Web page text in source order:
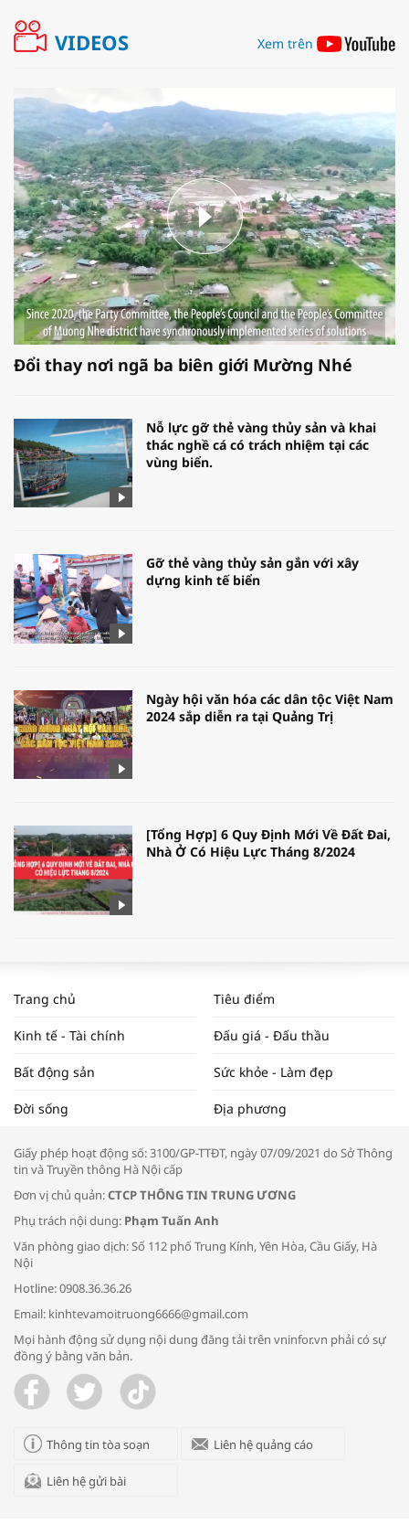
VIDEOS Xem trên
Đổi thay nơi ngã ba biên giới Mường Nhé
Nỗ lực gỡ thẻ vàng thủy sản và khai
thác nghề cá có trách nhiệm tại các
vùng biển.
Gỡ thẻ vàng thủy sản gắn với xây
dựng kinh tế biển
Ngày hội văn hóa các dân tộc Việt Nam
2024 sắp diễn ra tại Quảng Trị
[Tổng Hợp] 6 Quy Định Mới Về Đất Đai,
Nhà Ở Có Hiệu Lực Tháng 8/2024
ĐẬP THỊ TRƯỜNG #62
Tọa đàm “Xúc tiến thương mại: Khơi
Bác sĩ tư vấn cách phòng tránh bệnh
đường hô hấp trong thời tiết giao mùa
Trao yêu thương cho em
Trang chủ Tiêu điểm
Kinh tế - Tài chính Đấu giá - Đấu thầu
Bất động sản Sức khỏe - Làm đẹp
Đời sống Địa phương
Giấy phép hoạt động số: 3100/GP-TTĐT, ngày 07/09/2021 do Sở Thông
tin và Truyền thông Hà Nội cấp
Đơn vị chủ quản:CTCP THÔNG TIN TRUNG ƯƠNG
Phụ trách nội dung: Phạm Tuấn Anh
Văn phòng giao dịch: Số 112 phố Trung Kính, Yên Hòa, Cầu Giấy, Hà
Nội
Hotline: 0908.36.36.26
Email: kinhtevamoitruong6666@gmail.com
Mọi hành động sử dụng nội dung đăng tải trên vninfor.vn phải có sự
đồng ý bằng văn bản.
Thông tin tòa soạn Liên hệ quảng cáo
Liên hệ gửi bài